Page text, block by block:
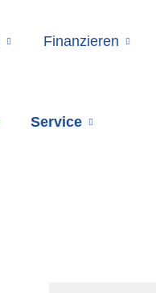
Finanzieren
Service